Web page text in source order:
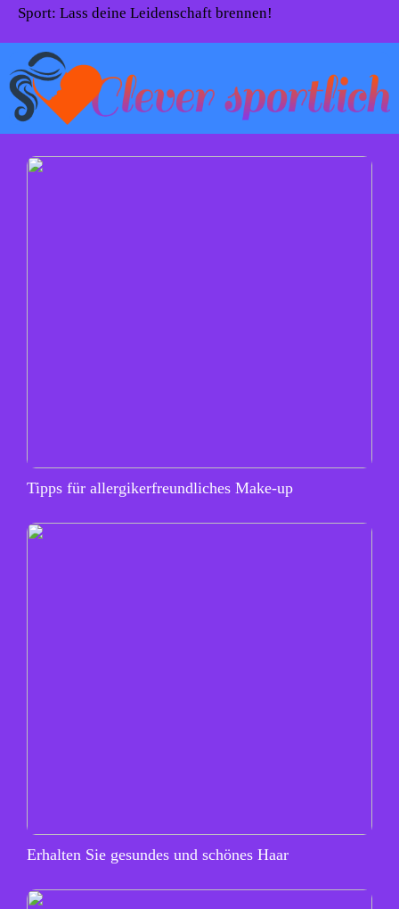
Sport: Lass deine Leidenschaft brennen!
Tipps für allergikerfreundliches Make-up
Erhalten Sie gesundes und schönes Haar